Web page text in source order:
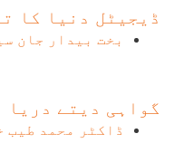
ڈیجیٹل دنیا کا
بخت بیدار جان
گواہی دیتے دریا
ڈاکٹر محمد طیب